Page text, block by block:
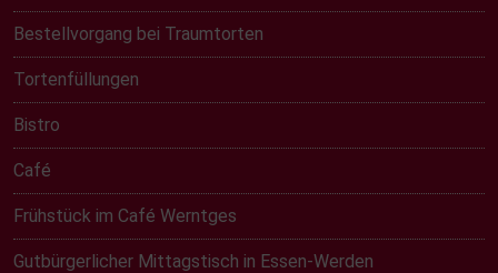
Bestellvorgang bei Traumtorten
Tortenfüllungen
Bistro
Café
Frühstück im Café Werntges
Gutbürgerlicher Mittagstisch in Essen-Werden